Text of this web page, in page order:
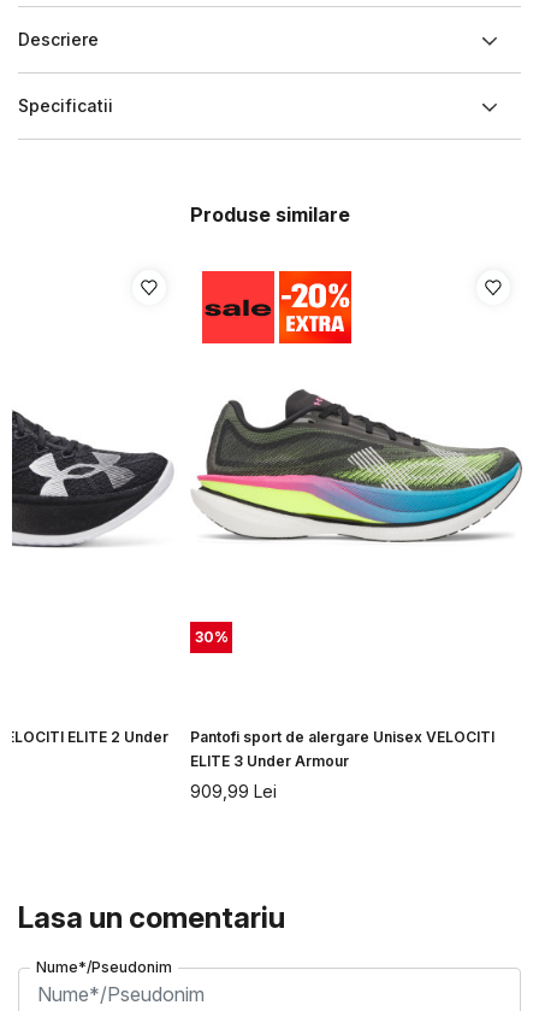
Descriere
Specificatii
Produse similare
ELITE 2 Under
30%
Pantofi sport de alergare Unisex VELOCITI
ELITE 3 Under Armour
909,99 Lei
Lasa un comentariu
Nume*/Pseudonim